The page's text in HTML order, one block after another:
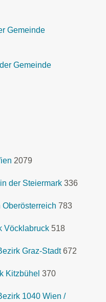
Gemeinde
Gemeinde
2079
der Steiermark 336
Oberösterreich 783
Vöcklabruck 518
Graz-Stadt 672
Kitzbühel 370
1040 Wien /